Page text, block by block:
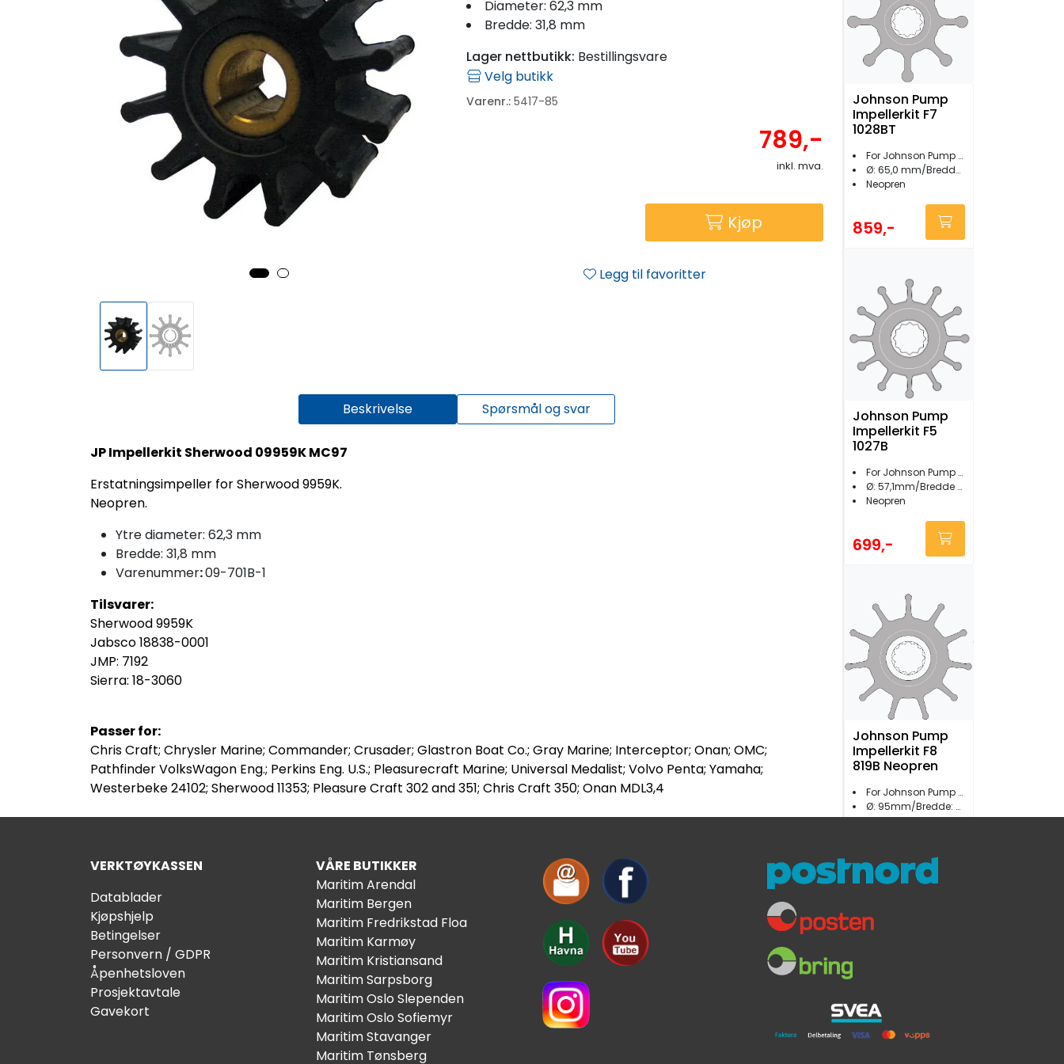
Diameter: 62,3 mm
Bredde: 31,8 mm
Lager nettbutikk: Bestillingsvare
Velg butikk
Varenr.: 5417-85
789,-
inkl. mva.
Kjøp
Legg til favoritter
Beskrivelse Spørsmål og svar
JP Impellerkit Sherwood 09959K MC97
Erstatningsimpeller for Sherwood 9959K.
Neopren.
Ytre diameter: 62,3 mm
Bredde: 31,8 mm
Varenummer:09-701B-1
Tilsvarer:
Sherwood 9959K
Jabsco 18838-0001
JMP: 7192
Sierra: 18-3060
Passer for:
Chris Craft; Chrysler Marine; Commander; Crusader; Glastron Boat Co.; Gray Marine; Interceptor; Onan; OMC;
Pathfinder VolksWagon Eng.; Perkins Eng. U.S.; Pleasurecraft Marine; Universal Medalist; Volvo Penta; Yamaha;
Westerbeke 24102; Sherwood 11353; Pleasure Craft 302 and 351; Chris Craft 350; Onan MDL3,4
Johnson Pump
Impellerkit F7
1028BT
For Johnson Pump F7
Ø: 65,0 mm/Bredde: 50,2 mm
Neopren
859,-
Johnson Pump
Impellerkit F5
1027B
For Johnson Pump F5B-8/F5B-3000
Ø: 57,1mm/Bredde 31,5mm
Neopren
699,-
Johnson Pump
Impellerkit F8
819B Neopren
For Johnson Pump F8
Ø: 95mm/Bredde: 63mm
Neopren
1.469,-
VERKTØYKASSEN
Datablader
Kjøpshjelp
Betingelser
Personvern / GDPR
Åpenhetsloven
Prosjektavtale
Gavekort
VÅRE BUTIKKER
Maritim Arendal
Maritim Bergen
Maritim Fredrikstad Floa
Maritim Karmøy
Maritim Kristiansand
Maritim Sarpsborg
Maritim Oslo Slependen
Maritim Oslo Sofiemyr
Maritim Stavanger
Maritim Tønsberg